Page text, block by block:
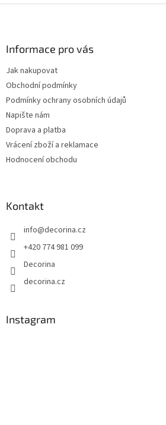
Informace pro vás
Jak nakupovat
Obchodní podmínky
Podmínky ochrany osobních údajů
Napište nám
Doprava a platba
Vrácení zboží a reklamace
Hodnocení obchodu
Kontakt
info@decorina.cz
+420 774 981 099
Decorina
decorina.cz
Instagram